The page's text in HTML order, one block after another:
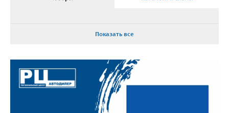
Показать все